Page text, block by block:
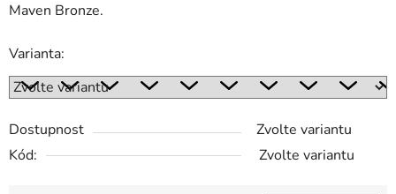
Maven Bronze.
Varianta:
Dostupnost
Zvolte variantu
Kód:
Zvolte variantu